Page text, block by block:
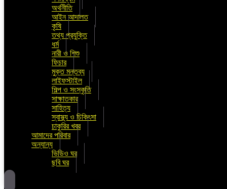
অর্থনীতি
আইন আদালত
কৃষি
তথ্য প্রযুক্তি
ধর্ম
নারী ও শিশু
ফিচার
মুক্ত মন্তব্য
লাইফস্টাইল
শিল্প ও সংস্কৃতি
সাক্ষাতকার
সাহিত্য
স্বাস্থ্য ও চিকিৎসা
চাকুরির খবর
আমাদের পরিবার
অন্যান্য
ভিডিও ঘর
ছবি ঘর